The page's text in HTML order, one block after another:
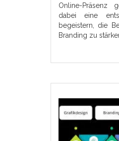
Online-Präsenz
dabei eine
begeistern, die
Branding zu